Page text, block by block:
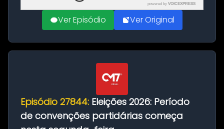
powered by VOICEXPRESS
Ver Episódio Ver Original
Episódio 27844: Eleições 2026: Período
de convenções partidárias começa